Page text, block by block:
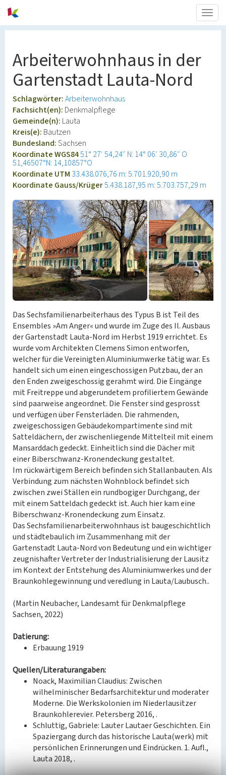
Arbeiterwohnhaus in der
Gartenstadt Lauta-Nord
Schlagwörter:Arbeiterwohnhaus
Fachsicht(en): Denkmalpflege
Gemeinde(n): Lauta
Kreis(e): Bautzen
Bundesland:Sachsen
Koordinate WGS8451° 27′ 54,24″ N: 14° 06′ 30,86″ O
51,46507°N: 14,10857°O
Koordinate UTM 33.438.076,76 m: 5.701.920,90 m
Koordinate Gauss/Krüger5.438.187,95 m: 5.703.757,29 m
Das Sechsfamilienarbeiterhaus des Typus B ist Teil des
Ensembles »Am Anger« und wurde im Zuge des Il. Ausbaus
der Gartenstadt Lauta-Nord im Herbst 1919 errichtet. Es
wurde vom Architekten Clemens Simon entworfen,
welcher für die Vereinigten Aluminiumwerke tätig war. Es
handelt sich um einen eingeschossigen Putzbau, der an
den Enden zweigeschossig gerahmt wird. Die Eingänge
mit Freitreppe und abgerundetem profiliertem Gewände
sind paarweise angeordnet. Die Fenster sind gesprosst
und verfügen über Fensterläden. Die rahmenden,
zweigeschossigen Gebäudekompartimente sind mit
Satteldächern, der zwischenliegende Mittelteil mit einem
Mansarddach gedeckt. Einheitlich sind die Dächer mit
einer Biberschwanz-Kronendeckung gestaltet.
Im rückwärtigem Bereich befinden sich Stallanbauten. Als
Verbindung zum nächsten Wohnblock befindet sich
zwischen zwei Ställen ein rundbogiger Durchgang, der
mit einem Satteldach gedeckt ist. Auch hier kam eine
Biberschwanz-Kronendeckung zum Einsatz.
Das Sechsfamilienarbeiterwohnhaus ist baugeschichtlich
und städtebaulich im Zusammenhang mit der
Gartenstadt Lauta-Nord von Bedeutung und ein wichtiger
zeugnishafter Vertreter der Industrialisierung der Lausitz
im Kontext der Entstehung des Aluminiumwerkes und der
Braunkohlegewinnung und veredlung in Lauta/Laubusch..
(Martin Neubacher, Landesamt für Denkmalpflege
Sachsen, 2022)
Datierung:
Erbauung 1919
Quellen/Literaturangaben:
Noack, Maximilian Claudius: Zwischen
wilhelminischer Bedarfsarchitektur und moderater
Moderne. Die Werkskolonien im Niederlausitzer
Braunkohlerevier. Petersberg 2016, .
Schluttig, Gabriele: Lauter Lautaer Geschichten. Ein
Spaziergang durch das historische Lauta(werk) mit
persönlichen Erinnerungen und Eindrücken. 1. Aufl.,
Lauta 2018, .